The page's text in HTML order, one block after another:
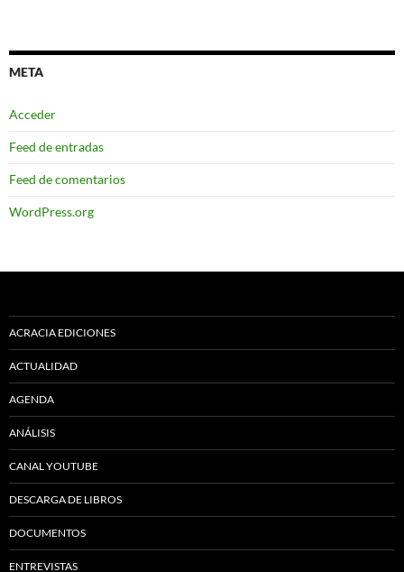
META
Acceder
Feed de entradas
Feed de comentarios
WordPress.org
ACRACIA EDICIONES
ACTUALIDAD
AGENDA
ANÁLISIS
CANAL YOUTUBE
DESCARGA DE LIBROS
DOCUMENTOS
ENTREVISTAS